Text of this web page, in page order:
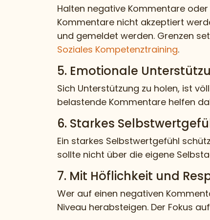
Halten negative Kommentare
Kommentare nicht akzeptiert
und gemeldet werden. Grenzen
Soziales Kompetenztraining.
5. Emotionale
Sich Unterstützung zu holen, ist
belastende Kommentare helfen
6. Starkes
Ein starkes Selbstwertgefühl
sollte nicht über die eigene
7. Mit Höflichkeit und
Wer auf einen negativen
Niveau herabsteigen. Der Fokus